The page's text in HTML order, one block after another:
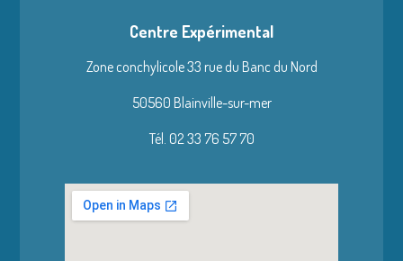
Centre Expérimental
Zone conchylicole 33 rue du Banc du Nord
50560 Blainville-sur-mer
Tél. 02 33 76 57 70